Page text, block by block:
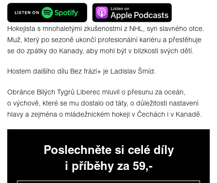
Hokejista s mnohaletými zkušenostmi z NHL, syn slavného otce.
Muž, který po sezoně ukončí profesionální kariéru a přestěhuje
se do zpátky do Kanady, aby mohl být v blízkosti svých dětí.
Hostem dalšího dílu Bez frází+ je Ladislav Šmíd.
Obránce Bílých Tygrů Liberec mluvil o přesunu za oceán,
o výchově, které se mu dostalo od táty, o důležitosti nastavení
hlavy a zejména o mládežnickém hokeji v Čechách i v Kanadě.
Poslechněte si celé díly
i příběhy za 59,-